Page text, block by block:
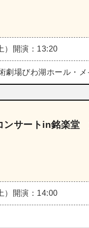
開演：13:20
劇場びわ湖ホール・メ
サートin銘楽堂
開演：14:00